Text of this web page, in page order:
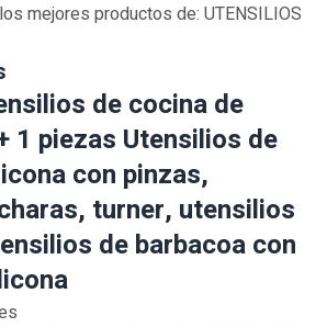
mejores productos de: UTENSILIOS
de cocina de
1 piezas Utensilios de
con pinzas,
turner, utensilios
de barbacoa con